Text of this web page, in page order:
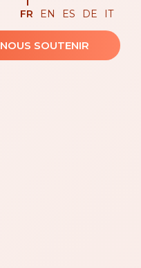
FR EN ES DE IT
NOUS SOUTENIR